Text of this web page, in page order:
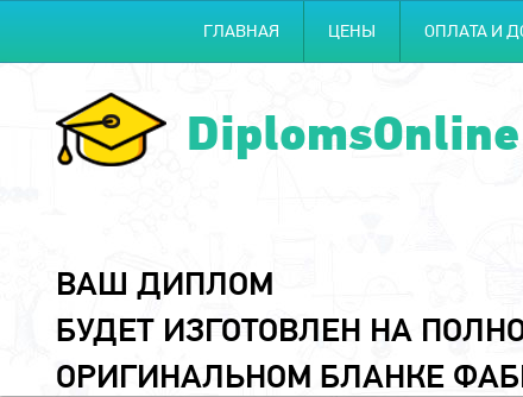
ГЛАВНАЯ ЦЕНЫ ОПЛАТА И
DiplomsOnline
ВАШ ДИПЛОМ
БУДЕТ ИЗГОТОВЛЕН НА
ОРИГИНАЛЬНОМ БЛАНКЕ